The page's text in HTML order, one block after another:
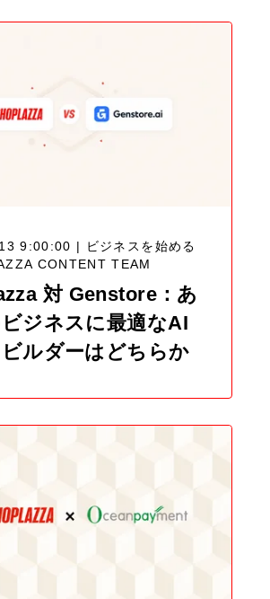
9:00:00 | ビジネスを始める
CONTENT TEAM
対 Genstore：あ
ジネスに最適なAI
ルダーはどちらか